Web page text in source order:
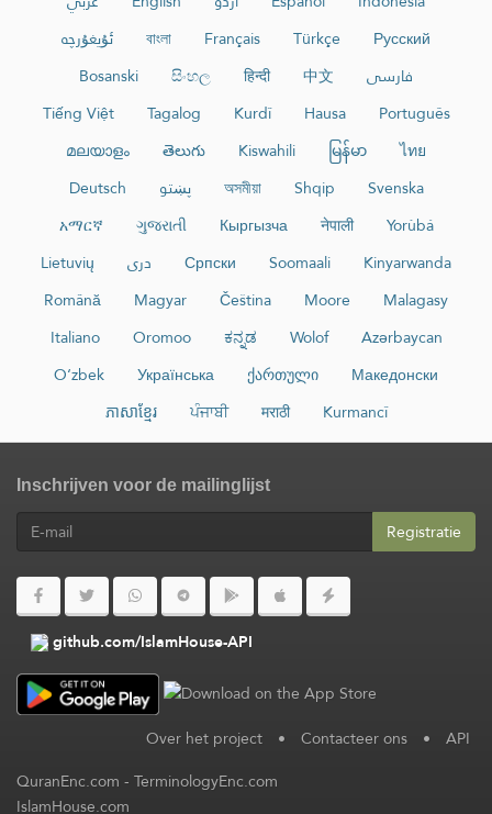
ئۇيغۇرچە
বাংলা Français Türkçe
Русский
Bosanski
සිංහල हिन्दी 中文
فارسی
Tiếng Việt
Tagalog Kurdî Hausa
Português
മലയാളം
తెలుగు Kiswahili မြန်မာ
ไทย
Deutsch
پښتو অসমীয়া Shqip
Svenska
አማርኛ
ગુજરાતી Кыргызча नेपाली
Yorùbá
Lietuvių
دری Српски Soomaali
Kinyarwanda
Română
Magyar Čeština Moore
Malagasy
Italiano
Oromoo ಕನ್ನಡ Wolof
Azərbaycan
O‘zbek
Українська ქართული
Македонски
ភាសាខ្មែរ
ਪੰਜਾਬੀ मराठी Kurmancî
Inschrijven voor de mailinglijst
Registratie
github.com/IslamHouse-API
Over het project • Contacteer ons • API
QuranEnc.com-TerminologyEnc.com
IslamHouse.com